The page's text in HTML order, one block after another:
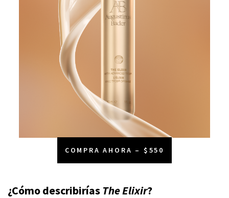
COMPRA AHORA – $550
¿Cómo describirías The Elixir?